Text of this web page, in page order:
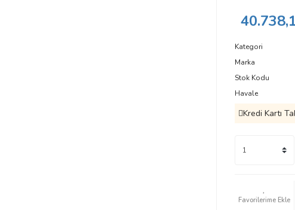
Kategori
Marka
Stok Kodu
Havale
Kredi Kartı